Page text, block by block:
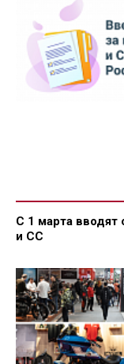
С 1 марта вводят
и СС